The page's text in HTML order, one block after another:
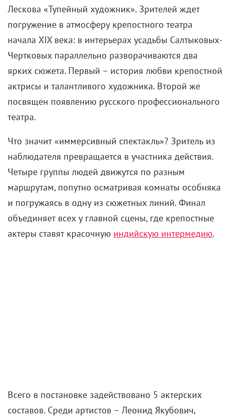
Лескова «Тупейный художник». Зрителей ждет
погружение в атмосферу крепостного театра
начала XIX века: в интерьерах усадьбы Салтыковых-
Чертковых параллельно разворачиваются два
ярких сюжета. Первый – история любви крепостной
актрисы и талантливого художника. Второй же
посвящен появлению русского профессионального
театра.
Что значит «иммерсивный спектакль»? Зритель из
наблюдателя превращается в участника действия.
Четыре группы людей движутся по разным
маршрутам, попутно осматривая комнаты особняка
и погружаясь в одну из сюжетных линий. Финал
объединяет всех у главной сцены, где крепостные
актеры ставят красочную индийскую интермедию.
Всего в постановке задействовано 5 актерских
составов. Среди артистов – Леонид Якубович,